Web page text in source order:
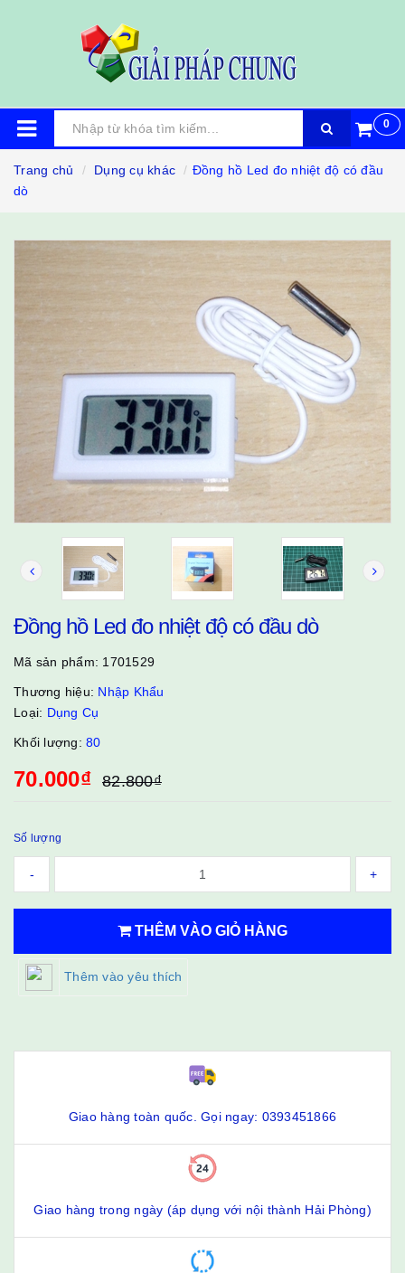
0
Trang chủ Dụng cụ khác
Đồng hồ Led đo nhiệt độ có đầu
dò
Đồng hồ Led đo nhiệt độ có đầu dò
Mã sản phẩm: 1701529
Thương hiệu: Nhập Khẩu
Loại: Dụng Cụ
Khối lượng: 80
70.000₫ 82.800₫
Số lượng
- +
THÊM VÀO GIỎ HÀNG
Thêm vào yêu thích
Giao hàng toàn quốc. Gọi ngay: 0393451866
Giao hàng trong ngày (áp dụng với nội thành Hải Phòng)